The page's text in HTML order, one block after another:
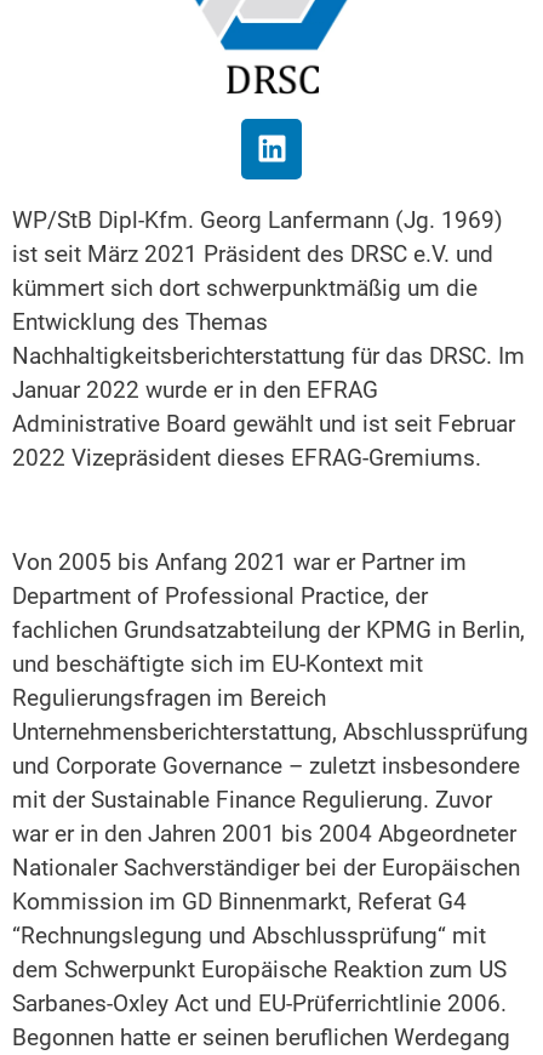
WP/StB Dipl-Kfm. Georg Lanfermann (Jg. 1969)
ist seit März 2021 Präsident des DRSC e.V. und
kümmert sich dort schwerpunktmäßig um die
Entwicklung des Themas
Nachhaltigkeitsberichterstattung für das DRSC. Im
Januar 2022 wurde er in den EFRAG
Administrative Board gewählt und ist seit Februar
2022 Vizepräsident dieses EFRAG-Gremiums.
Von 2005 bis Anfang 2021 war er Partner im
Department of Professional Practice, der
fachlichen Grundsatzabteilung der KPMG in Berlin,
und beschäftigte sich im EU-Kontext mit
Regulierungsfragen im Bereich
Unternehmensberichterstattung, Abschlussprüfung
und Corporate Governance – zuletzt insbesondere
mit der Sustainable Finance Regulierung. Zuvor
war er in den Jahren 2001 bis 2004 Abgeordneter
Nationaler Sachverständiger bei der Europäischen
Kommission im GD Binnenmarkt, Referat G4
“Rechnungslegung und Abschlussprüfung“ mit
dem Schwerpunkt Europäische Reaktion zum US
Sarbanes-Oxley Act und EU-Prüferrichtlinie 2006.
Begonnen hatte er seinen beruflichen Werdegang